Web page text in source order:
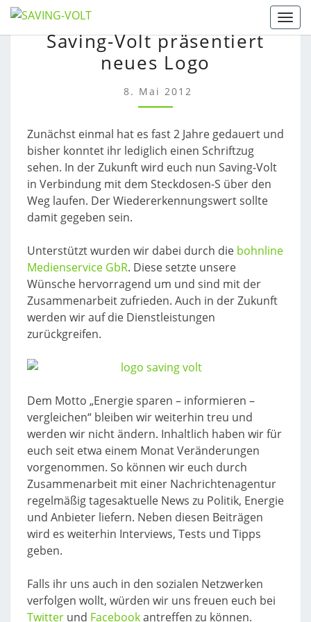
Skip
to
VOLT
PRÄSENTIERT
NEUES
LOGO
Saving-Volt präsentiert
neues Logo
8. Mai 2012
Zunächst einmal hat es fast 2 Jahre gedauert und
bisher konntet ihr lediglich einen Schriftzug
sehen. In der Zukunft wird euch nun Saving-Volt
in Verbindung mit dem Steckdosen-S über den
Weg laufen. Der Wiedererkennungswert sollte
damit gegeben sein.
Unterstützt wurden wir dabei durch die bohnline
Medienservice GbR. Diese setzte unsere
Wünsche hervorragend um und sind mit der
Zusammenarbeit zufrieden. Auch in der Zukunft
werden wir auf die Dienstleistungen
zurückgreifen.
Dem Motto „Energie sparen – informieren –
vergleichen“ bleiben wir weiterhin treu und
werden wir nicht ändern. Inhaltlich haben wir für
euch seit etwa einem Monat Veränderungen
vorgenommen. So können wir euch durch
Zusammenarbeit mit einer Nachrichtenagentur
regelmäßig tagesaktuelle News zu Politik, Energie
und Anbieter liefern. Neben diesen Beiträgen
wird es weiterhin Interviews, Tests und Tipps
geben.
Falls ihr uns auch in den sozialen Netzwerken
verfolgen wollt, würden wir uns freuen euch bei
Twitter und Facebookantreffen zu können.